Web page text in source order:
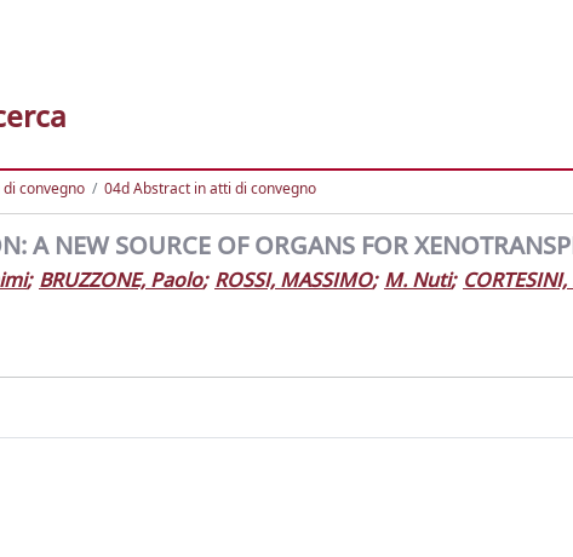
convegno 04d Abstract in atti di convegno
A NEW SOURCE OF ORGANS FOR
; BRUZZONE, Paolo; ROSSI, MASSIMO; M. Nuti;